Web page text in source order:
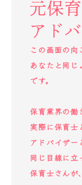
元保
アド
この画面の向
あなたと同じ
です。
保育業界の働
実際に保育士
アドバイザー
同じ目線に立
保育士さんが